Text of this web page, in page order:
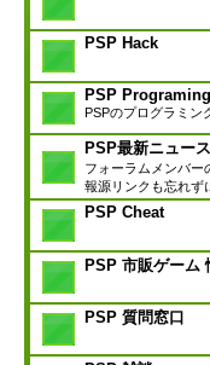
PSP Hack
PSP Programing
PSPのプログラミン
PSP最新ニュー
フォーラムメンバー
報源リンクも忘れず
PSP Cheat
PSP 市販ゲーム
PSP 質問窓口